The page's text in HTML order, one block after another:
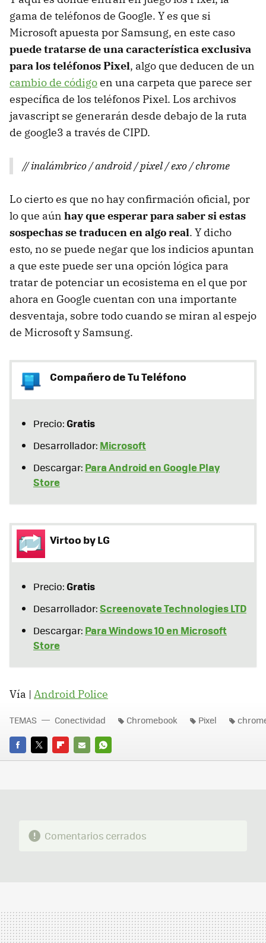
gama de teléfonos de Google. Y es que si
Microsoft apuesta por Samsung, en este caso
puede tratarse de una característica exclusiva
para los teléfonos Pixel, algo que deducen de un
cambio de códigoen una carpeta que parece ser
específica de los teléfonos Pixel. Los archivos
javascript se generarán desde debajo de la ruta
de google3 a través de CIPD.
// inalámbrico / android / pixel / exo / chrome
Lo cierto es que no hay confirmación oficial, por
lo que aún hay que esperar para saber si estas
sospechas se traducen en algo real. Y dicho
esto, no se puede negar que los indicios apuntan
a que este puede ser una opción lógica para
tratar de potenciar un ecosistema en el que por
ahora en Google cuentan con una importante
desventaja, sobre todo cuando se miran al espejo
de Microsoft y Samsung.
Compañero de Tu Teléfono
Precio:Gratis
Desarrollador: Microsoft
Descargar: Para Android en Google Play
Store
Virtoo by LG
Precio:Gratis
Desarrollador:Screenovate Technologies LTD
Descargar: Para Windows 10 en Microsoft
Store
Vía | Android Police
FACEBOOK
TWITTERFLIPBOARD
E-
WHATSAPP
TEMAS Conectividad Chromebook Pixel
Comentarios cerrados